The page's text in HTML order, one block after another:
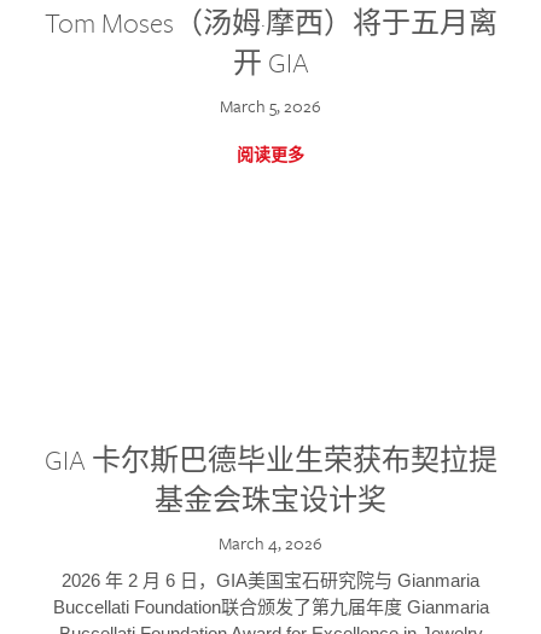
Tom Moses（汤姆·摩西）将于五月离
开 GIA
March 5, 2026
阅读更多
GIA 卡尔斯巴德毕业生荣获布契拉提
基金会珠宝设计奖
March 4, 2026
2026 年 2 月 6 日，GIA美国宝石研究院与 Gianmaria
Buccellati Foundation联合颁发了第九届年度 Gianmaria